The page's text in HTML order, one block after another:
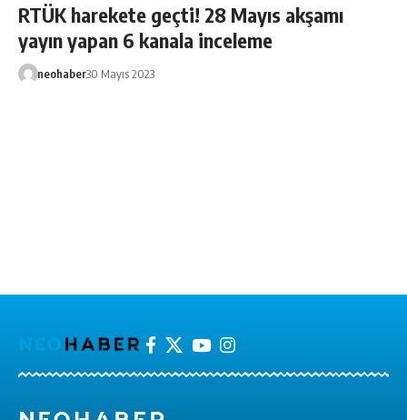
RTÜK harekete geçti! 28 Mayıs akşamı
yayın yapan 6 kanala inceleme
neohaber30 Mayıs 2023